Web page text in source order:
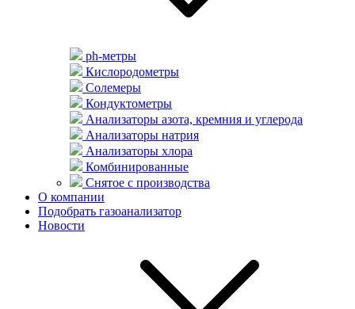
ph-метры
Кислородометры
Солемеры
Кондуктометры
Анализаторы азота, кремния и углерода
Анализаторы натрия
Анализаторы хлора
Комбинированные
Снятое с производства
О компании
Подобрать газоанализатор
Новости